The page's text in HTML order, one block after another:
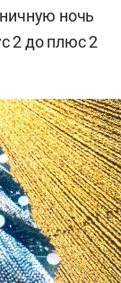
ночь
2 до плюс 2